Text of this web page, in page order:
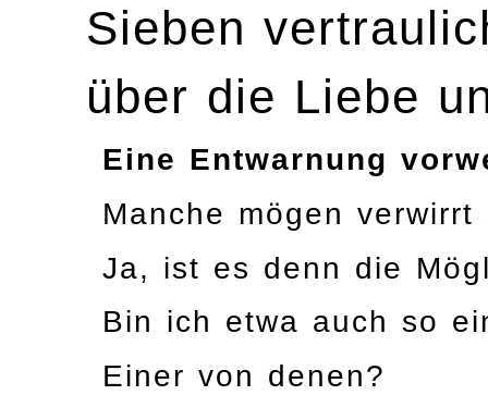
Sieben
über die Liebe
Eine Entwarnung
Manche mögen
Ja, ist es denn die
Bin ich etwa auch so
Einer von denen?